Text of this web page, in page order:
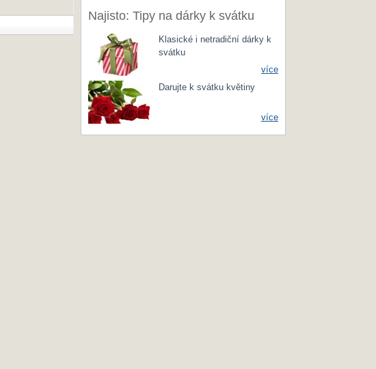
Najisto: Tipy na dárky k svátku
Klasické i netradiční dárky k
svátku
více
Darujte k svátku květiny
více